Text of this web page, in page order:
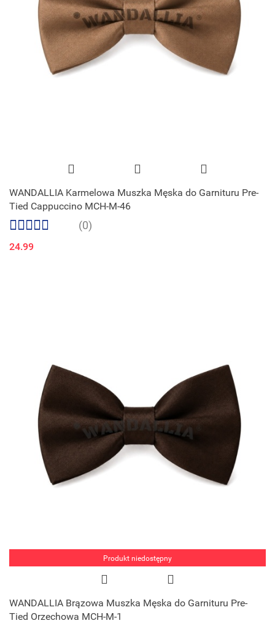
WANDALLIA Karmelowa Muszka Męska do Garnituru Pre-
Tied Cappuccino MCH-M-46
(0)
24.99
Produkt niedostępny
WANDALLIA Brązowa Muszka Męska do Garnituru Pre-
Tied Orzechowa MCH-M-1